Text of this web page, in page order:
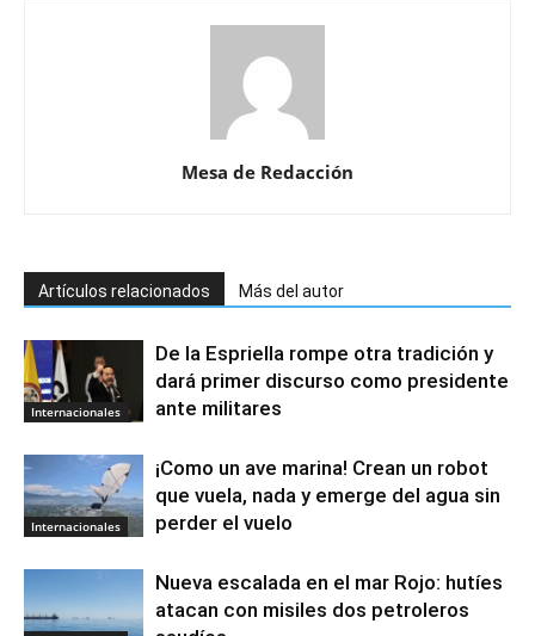
Mesa de Redacción
Artículos relacionados Más del autor
Internacionales
De la Espriella rompe otra tradición y
dará primer discurso como presidente
ante militares
Internacionales
¡Como un ave marina! Crean un robot
que vuela, nada y emerge del agua sin
perder el vuelo
Nueva escalada en el mar Rojo: hutíes
atacan con misiles dos petroleros